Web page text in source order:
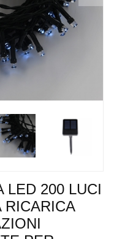
LED 200 LUCI
RICARICA